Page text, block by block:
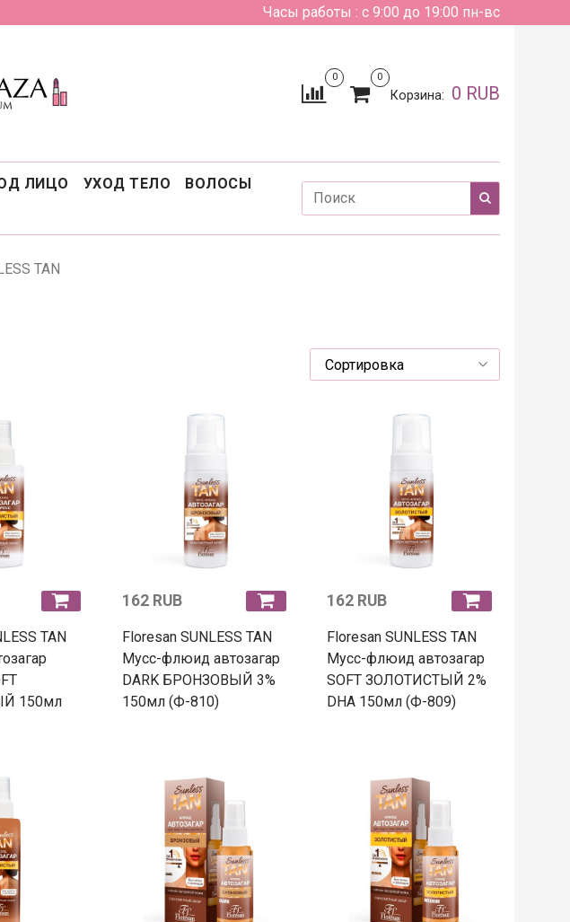
Часы работы : с 9:00 до 19:00 пн-вс
0 0
Корзина: 0 RUB
ЛИЦО УХОД ТЕЛО
ВОЛОСЫ
TAN
TAN
150мл
162 RUB
Floresan SUNLESS TAN
Мусс-флюид автозагар
DARK БРОНЗОВЫЙ 3%
150мл (Ф-810)
162 RUB
Floresan SUNLESS TAN
Мусс-флюид автозагар
SOFT ЗОЛОТИСТЫЙ 2%
DHA 150мл (Ф-809)